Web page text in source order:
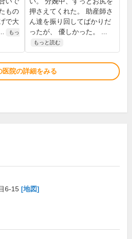
もの
で大
もっ
押さえてくれた。 助産師さ
ん達を振り回してばかりだ
ったが、 優しかった。 ...
もっと読む
医院の詳細をみる
6-15 [地図]